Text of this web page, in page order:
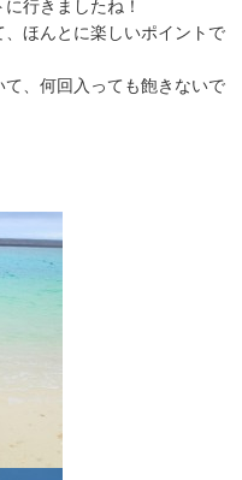
行きましたね！
ほんとに楽しいポイントで
、何回入っても飽きないで